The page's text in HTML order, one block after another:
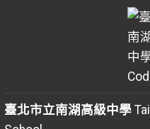
臺北市立南湖高級中學